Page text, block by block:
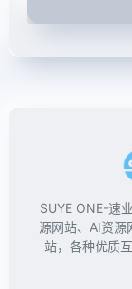
SUYE ONE-速
源网站、AI资源
站，各种优质